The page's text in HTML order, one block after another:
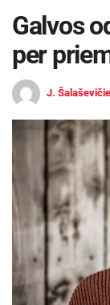
Galvos
per
J.